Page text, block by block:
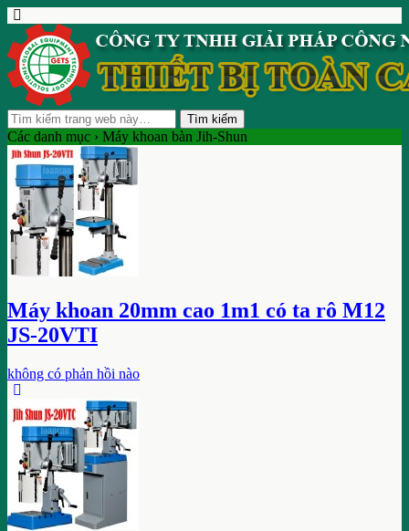
Các danh mục › Máy khoan bàn Jih-Shun
Máy khoan 20mm cao 1m1 có ta rô M12
JS-20VTI
không có phản hồi nào